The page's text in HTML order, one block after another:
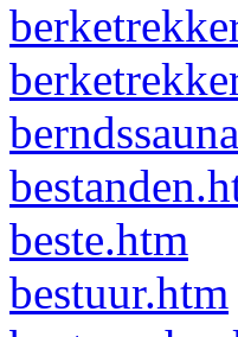
beste.htm
bestuur.htm